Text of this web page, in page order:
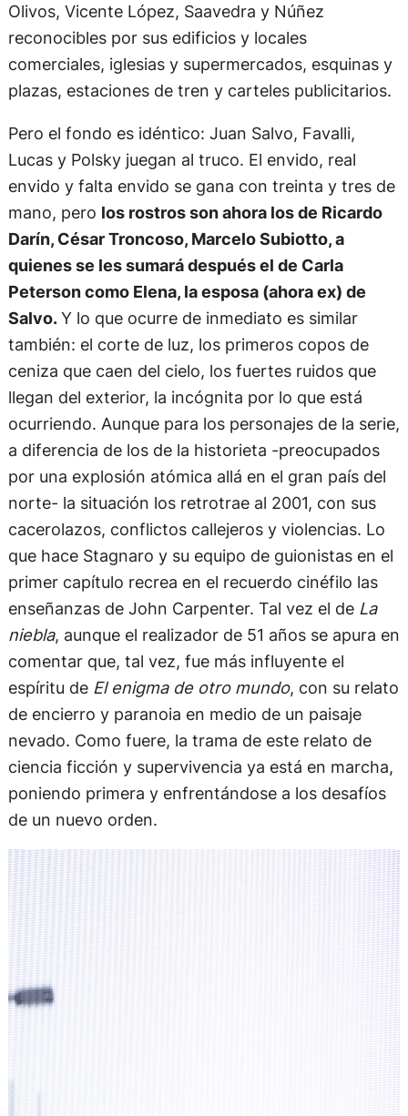
Olivos, Vicente López, Saavedra y Núñez
reconocibles por sus edificios y locales
comerciales, iglesias y supermercados, esquinas y
plazas, estaciones de tren y carteles publicitarios.
Pero el fondo es idéntico: Juan Salvo, Favalli,
Lucas y Polsky juegan al truco. El envido, real
envido y falta envido se gana con treinta y tres de
mano, pero los rostros son ahora los de Ricardo
Darín, César Troncoso, Marcelo Subiotto, a
quienes se les sumará después el de Carla
Peterson como Elena, la esposa (ahora ex) de
Salvo.Y lo que ocurre de inmediato es similar
también: el corte de luz, los primeros copos de
ceniza que caen del cielo, los fuertes ruidos que
llegan del exterior, la incógnita por lo que está
ocurriendo. Aunque para los personajes de la serie,
a diferencia de los de la historieta -preocupados
por una explosión atómica allá en el gran país del
norte- la situación los retrotrae al 2001, con sus
cacerolazos, conflictos callejeros y violencias. Lo
que hace Stagnaro y su equipo de guionistas en el
primer capítulo recrea en el recuerdo cinéfilo las
enseñanzas de John Carpenter. Tal vez el de La
niebla, aunque el realizador de 51 años se apura en
comentar que, tal vez, fue más influyente el
espíritu de El enigma de otro mundo, con su relato
de encierro y paranoia en medio de un paisaje
nevado. Como fuere, la trama de este relato de
ciencia ficción y supervivencia ya está en marcha,
poniendo primera y enfrentándose a los desafíos
de un nuevo orden.